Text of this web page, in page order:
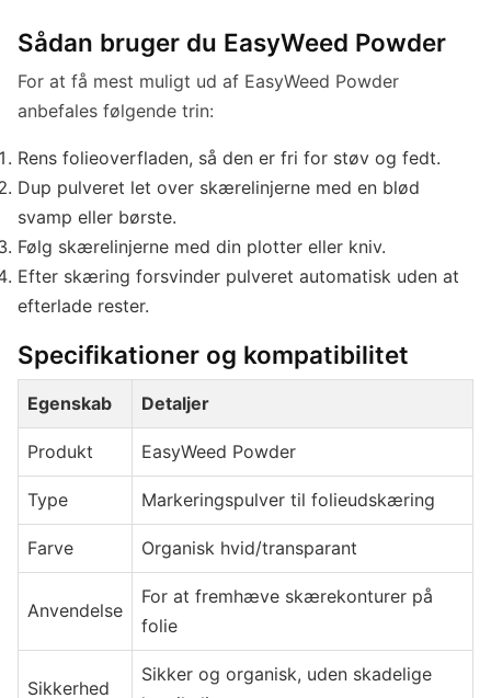
Sådan bruger du EasyWeed Powder
For at få mest muligt ud af EasyWeed Powder
anbefales følgende trin:
Rens folieoverfladen, så den er fri for støv og fedt.
Dup pulveret let over skærelinjerne med en blød
svamp eller børste.
Følg skærelinjerne med din plotter eller kniv.
Efter skæring forsvinder pulveret automatisk uden at
efterlade rester.
Specifikationer og kompatibilitet
Egenskab Detaljer
Produkt EasyWeed Powder
Type Markeringspulver til folieudskæring
Farve Organisk hvid/transparant
Anvendelse
For at fremhæve skærekonturer på
folie
Sikkerhed
Sikker og organisk, uden skadelige